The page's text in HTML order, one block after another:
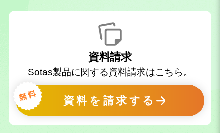
資料請求
Sotas製品に関する資料請求はこちら。
資料を請求する